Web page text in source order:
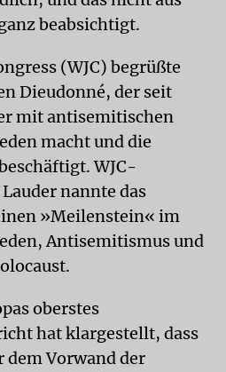
beabsichtigt.
(WJC) begrüßte
Dieudonné, der seit
mit antisemitischen
macht und die
WJC-
nannte das
»Meilenstein« im
Antisemitismus und
oberstes
hat klargestellt, dass
Vorwand der